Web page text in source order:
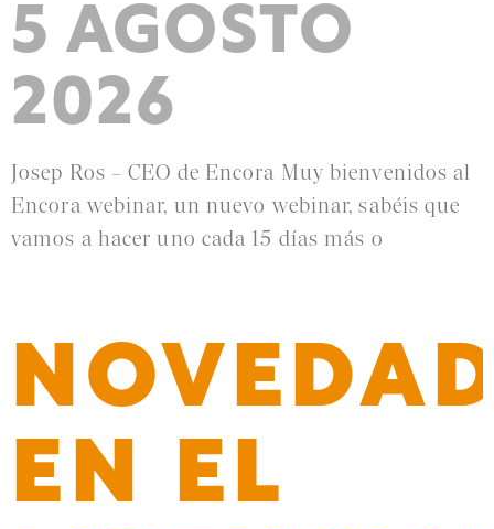
5 AGOSTO
2026
Josep Ros – CEO de Encora Muy bienvenidos al
Encora webinar, un nuevo webinar, sabéis que
vamos a hacer uno cada 15 días más o
EN EL